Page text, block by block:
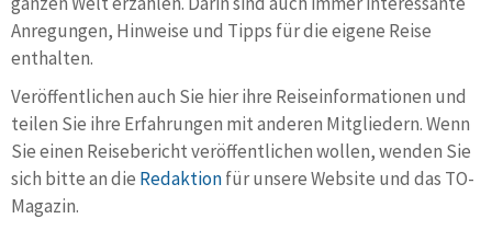
Anregungen, Hinweise und Tipps für die eigene Reise
enthalten.
Veröffentlichen auch Sie hier ihre Reiseinformationen und
teilen Sie ihre Erfahrungen mit anderen Mitgliedern. Wenn
Sie einen Reisebericht veröffentlichen wollen, wenden Sie
sich bitte an die Redaktionfür unsere Website und das TO-
Magazin.